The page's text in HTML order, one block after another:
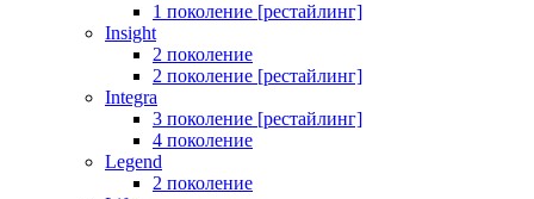
1 поколение [рестайлинг]
Insight
2 поколение
2 поколение [рестайлинг]
Integra
3 поколение [рестайлинг]
4 поколение
Legend
2 поколение